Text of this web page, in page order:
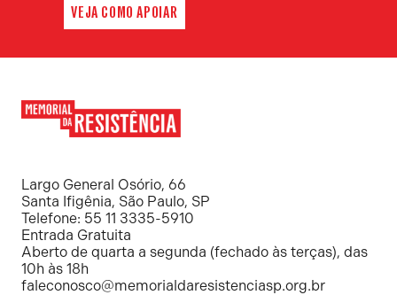
VEJA COMO APOIAR
Resistência
Largo General Osório, 66
Santa Ifigênia, São Paulo, SP
Telefone: 55 11 3335-5910
Entrada Gratuita
Aberto de quarta a segunda (fechado às terças), das
10h às 18h
faleconosco@memorialdaresistenciasp.org.br